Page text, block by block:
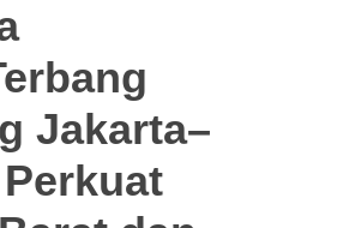
Jakarta–